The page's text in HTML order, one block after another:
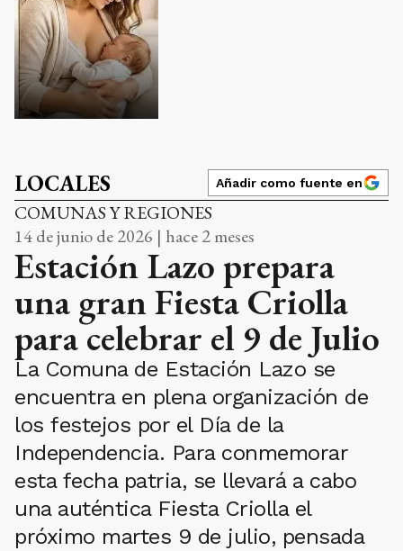
LOCALES Añadir como fuente en
COMUNAS Y REGIONES
14 de junio de 2026 | hace 2 meses
Estación Lazo prepara
una gran Fiesta Criolla
para celebrar el 9 de Julio
La Comuna de Estación Lazo se
encuentra en plena organización de
los festejos por el Día de la
Independencia. Para conmemorar
esta fecha patria, se llevará a cabo
una auténtica Fiesta Criolla el
próximo martes 9 de julio, pensada